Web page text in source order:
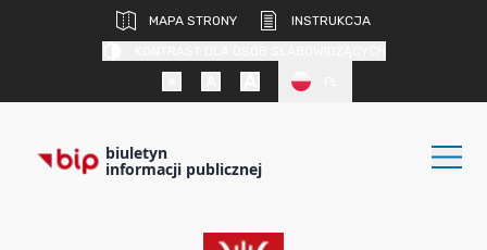
MAPA STRONY
INSTRUKCJA
biuletyn
informacji publicznej